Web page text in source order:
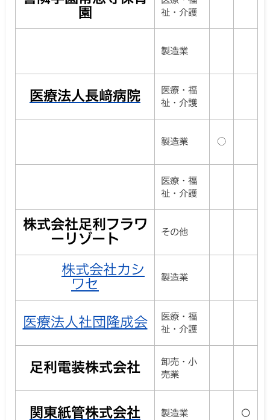
園
祉・介護
製造業
医療法人長﨑病院
医療・福
祉・介護
製造業 ○
医療・福
祉・介護
株式会社足利フラワ
ーリゾート
その他
株式会社カシ
ワセ
製造業
医療法人社団隆成会
医療・福
祉・介護
足利電装株式会社
卸売・小
売業
関東紙管株式会社 製造業 〇